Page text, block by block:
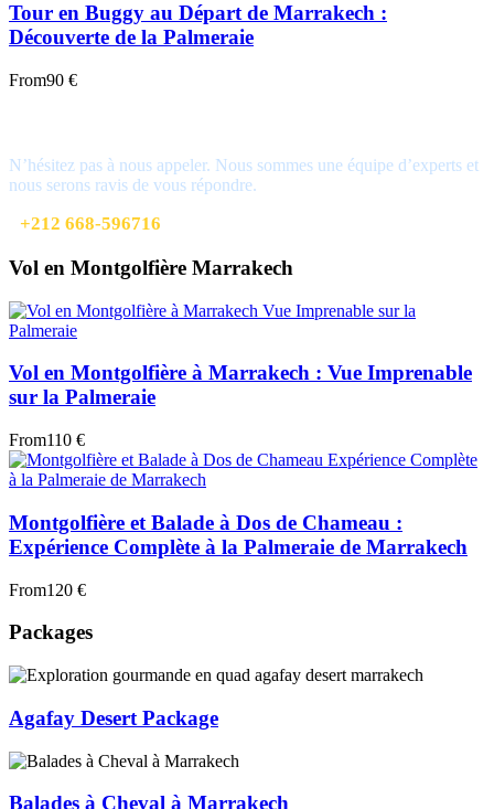
Tour en Buggy au Départ de Marrakech :
Découverte de la Palmeraie
From90 €
N’hésitez pas à nous appeler. Nous sommes une équipe d’experts et
nous serons ravis de vous répondre.
+212 668-596716
Vol en Montgolfière Marrakech
Vol en Montgolfière à Marrakech : Vue Imprenable
sur la Palmeraie
From110 €
Montgolfière et Balade à Dos de Chameau :
Expérience Complète à la Palmeraie de Marrakech
From120 €
Packages
Agafay Desert Package
Balades à Cheval à Marrakech